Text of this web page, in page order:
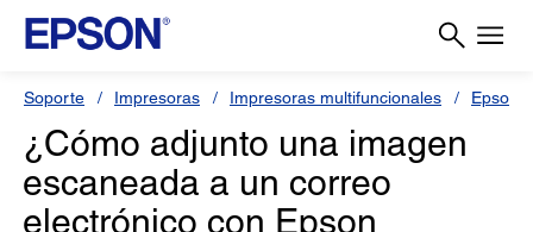
Soporte Impresoras Impresoras multifuncionales Epson L
¿Cómo adjunto una imagen
escaneada a un correo
electrónico con Epson